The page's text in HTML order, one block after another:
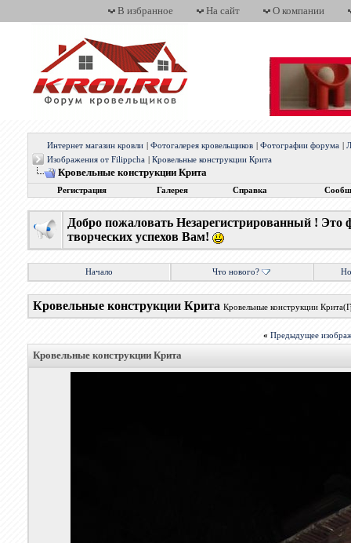
В избранное На сайт О компании
Интернет магазин кровли Фотогалерея кровельщиков Фотографии форума
Изображения от Filippcha
Кровельные конструкции Крита
Кровельные конструкции Крита
Регистрация Галерея Справка
Добро пожаловать Незарегистрированный !
творческих успехов Вам!
Начало Что нового?
Кровельные конструкции Крита Кровельные конструкции
« Предыдущее
Кровельные конструкции Крита